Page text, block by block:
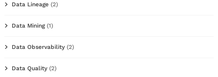
Data Lineage (2)
Data Mining(1)
Data Observability (2)
Data Quality (2)